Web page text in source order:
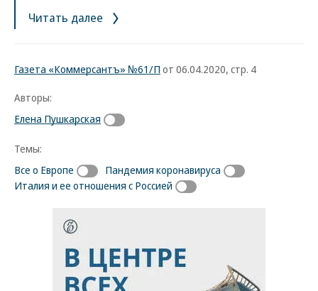
Читать далее
Газета «Коммерсантъ» №61/П от 06.04.2020, стр. 4
Авторы:
Елена Пушкарская
Темы:
Все о Европе
Пандемия коронавируса
Италия и ее отношения с Россией